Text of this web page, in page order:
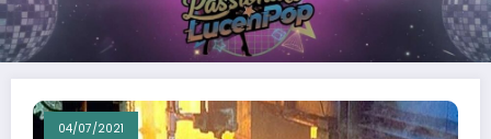
04/07/2021